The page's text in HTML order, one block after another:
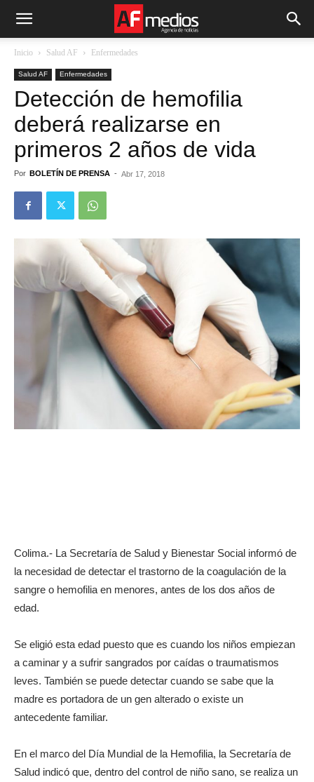
Inicio Salud AF Enfermedades
Salud AF Enfermedades
Detección de hemofilia
deberá realizarse en
primeros 2 años de vida
Por BOLETÍN DE PRENSA - Abr 17, 2018
Colima.- La Secretaría de Salud y Bienestar Social informó de
la necesidad de detectar el trastorno de la coagulación de la
sangre o hemofilia en menores, antes de los dos años de
edad.
Se eligió esta edad puesto que es cuando los niños empiezan
a caminar y a sufrir sangrados por caídas o traumatismos
leves. También se puede detectar cuando se sabe que la
madre es portadora de un gen alterado o existe un
antecedente familiar.
En el marco del Día Mundial de la Hemofilia, la Secretaría de
Salud indicó que, dentro del control de niño sano, se realiza un